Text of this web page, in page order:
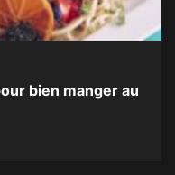
bien manger au